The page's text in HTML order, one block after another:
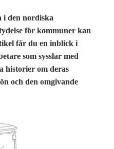
den nordiska
för kommuner kan
får du en inblick i
som sysslar med
historier om deras
och den omgivande